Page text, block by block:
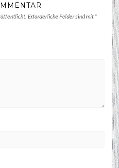
Erforderliche Felder sind mit *